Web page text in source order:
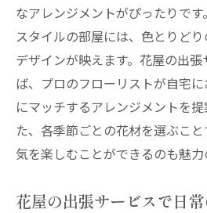
なアレンジメントがぴったりで
スタイルの部屋には、色とりど
デザインが映えます。花屋の出
ば、プロのフローリストが自宅
にマッチするアレンジメントを
た、各季節ごとの花材を選ぶこ
気を楽しむことができるのも魅力
花屋の出張サービスで日